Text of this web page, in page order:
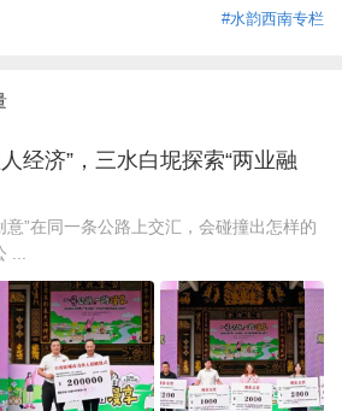
#水韵西南专栏
经济”，三水白坭探索“两业融
意”在同一条公路上交汇，会碰撞出怎样的
...